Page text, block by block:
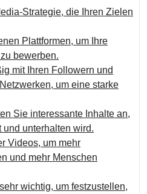
Strategie, die Ihren Zielen
Plattformen, um Ihre
bewerben.
mit Ihren Followern und
um eine starke
Sie interessante Inhalte an,
unterhalten wird.
Videos, um mehr
und mehr Menschen
wichtig, um festzustellen,